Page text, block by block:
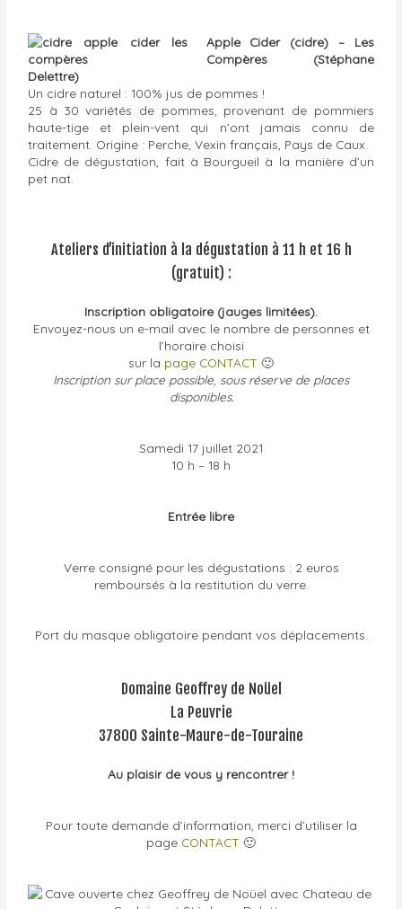
Apple Cider (cidre) – Les
Compères (Stéphane
Delettre)
Un cidre naturel : 100% jus de pommes !
25 à 30 variétés de pommes, provenant de pommiers
haute-tige et plein-vent qui n’ont jamais connu de
traitement. Origine : Perche, Vexin français, Pays de Caux.
Cidre de dégustation, fait à Bourgueil à la manière d’un
pet nat.
Ateliers d’initiation à la dégustation à 11 h et 16 h
(gratuit) :
Inscription obligatoire (jauges limitées).
Envoyez-nous un e-mail avec le nombre de personnes et
l’horaire choisi
sur la page CONTACT 🙂
Inscription sur place possible, sous réserve de places
disponibles.
Samedi 17 juillet 2021
10 h – 18 h
Entrée libre
Verre consigné pour les dégustations : 2 euros
remboursés à la restitution du verre.
Port du masque obligatoire pendant vos déplacements.
Domaine Geoffrey de Noüel
La Peuvrie
37800 Sainte-Maure-de-Touraine
Au plaisir de vous y rencontrer !
Pour toute demande d’information, merci d’utiliser la
page CONTACT 🙂